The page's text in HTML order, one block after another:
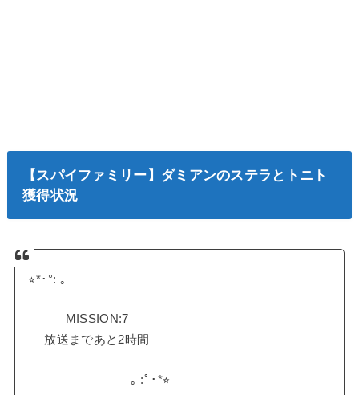
【スパイファミリー】ダミアンのステラとトニト
獲得状況
⭐︎*･°: ｡
MISSION:7
放送まであと2時間
｡ :ﾟ･*⭐︎